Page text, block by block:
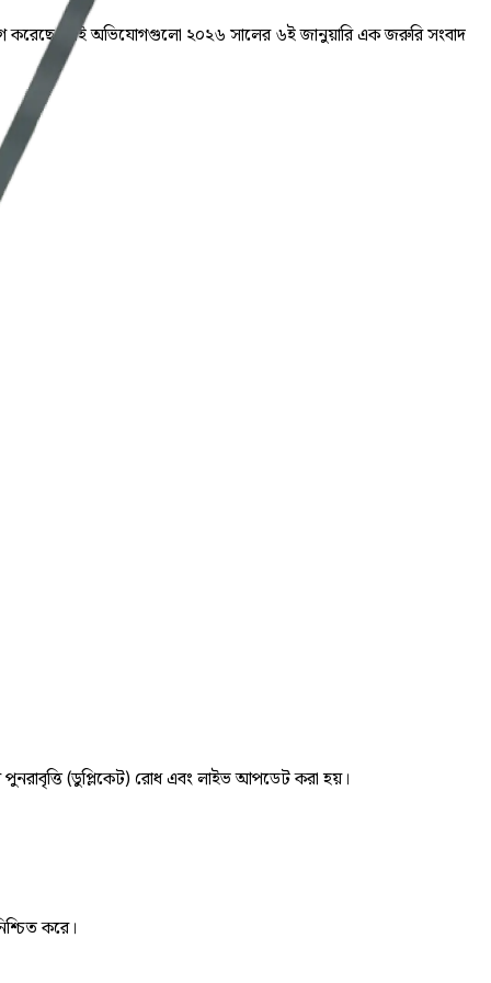
করেছে। এই অভিযোগগুলো ২০২৬ সালের ৬ই জানুয়ারি এক জরুরি সংবাদ
পুনরাবৃত্তি (ডুপ্লিকেট) রোধ এবং লাইভ আপডেট করা হয়।
করে।